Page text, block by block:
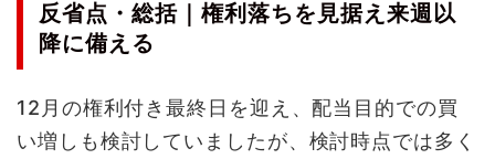
反省点・総括｜権利落ちを見据え来週以
降に備える
12月の権利付き最終日を迎え、配当目的での買
い増しも検討していましたが、検討時点では多く